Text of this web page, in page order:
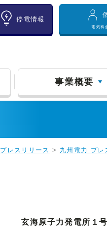
停電情報
電気料
事業概要
プレスリリース > 九州電力 プレ
玄海原子力発電所１